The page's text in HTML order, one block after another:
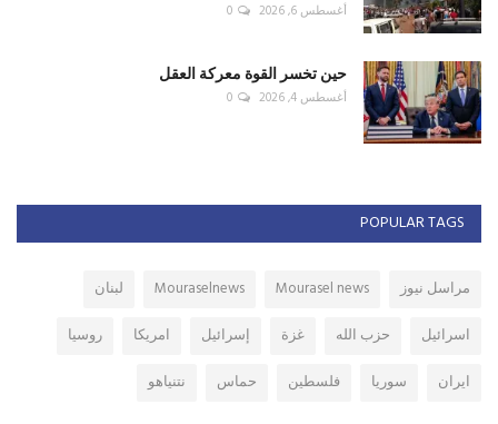
أغسطس 6, 2026 0
حين تخسر القوة معركة العقل
أغسطس 4, 2026 0
POPULAR TAGS
مراسل نيوز Mourasel news
Mouraselnews
لبنان
اسرائيل
حزب الله غزة إسرائيل امريكا
روسيا
ايران
سوريا فلسطين حماس نتنياهو